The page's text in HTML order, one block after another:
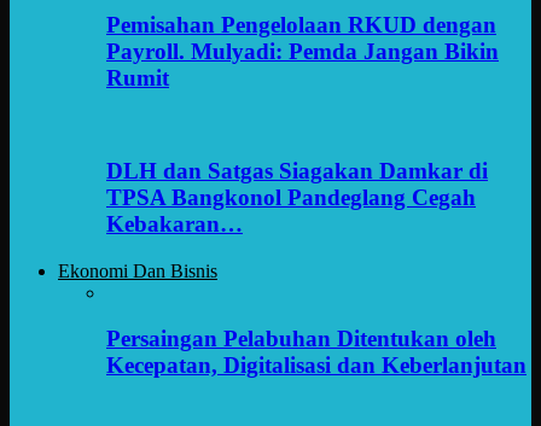
Pemisahan Pengelolaan RKUD dengan
Payroll. Mulyadi: Pemda Jangan Bikin
Rumit
DLH dan Satgas Siagakan Damkar di
TPSA Bangkonol Pandeglang Cegah
Kebakaran…
Ekonomi Dan Bisnis
Persaingan Pelabuhan Ditentukan oleh
Kecepatan, Digitalisasi dan Keberlanjutan